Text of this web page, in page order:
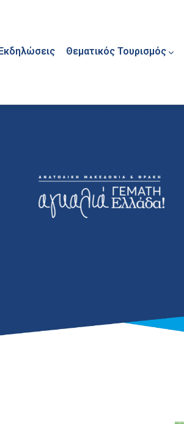
Θεματικός Τουρισμός